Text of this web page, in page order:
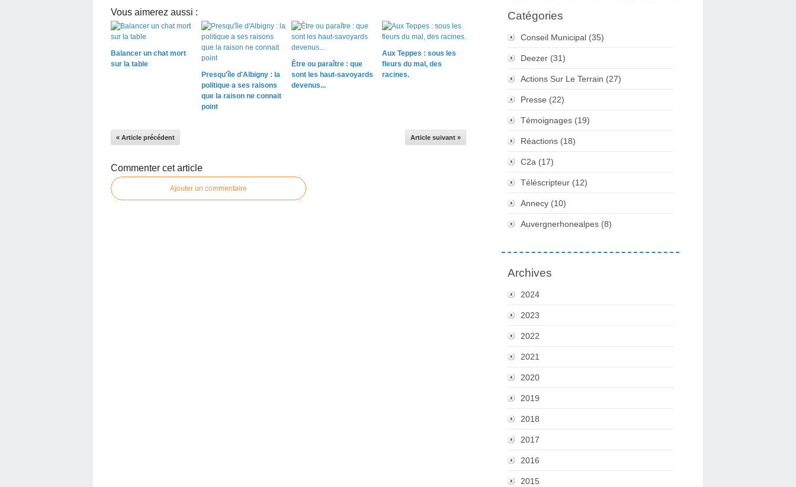
Vous aimerez aussi :
Balancer un chat mort
sur la table
Presqu'île d'Albigny : la
politique a ses raisons
que la raison ne connait
point
Être ou paraître : que
sont les haut-savoyards
devenus...
Aux Teppes : sous les
fleurs du mal, des
racines.
« Article précédent Article suivant »
Commenter cet article
Ajouter un commentaire
Catégories
Conseil Municipal (35)
Deezer (31)
Actions Sur Le Terrain (27)
Presse (22)
Témoignages (19)
Réactions (18)
C2a (17)
Téléscripteur (12)
Annecy (10)
Auvergnerhonealpes (8)
Archives
2024
2023
2022
2021
2020
2019
2018
2017
2016
2015